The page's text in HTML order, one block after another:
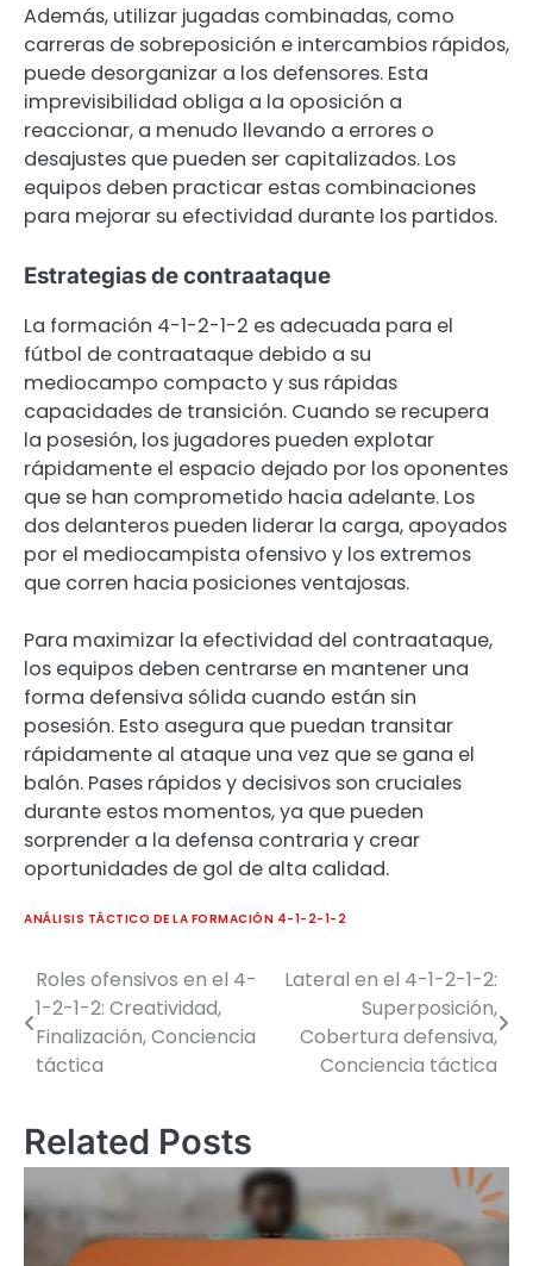
Además, utilizar jugadas combinadas, como
carreras de sobreposición e intercambios rápidos,
puede desorganizar a los defensores. Esta
imprevisibilidad obliga a la oposición a
reaccionar, a menudo llevando a errores o
desajustes que pueden ser capitalizados. Los
equipos deben practicar estas combinaciones
para mejorar su efectividad durante los partidos.
Estrategias de contraataque
La formación 4-1-2-1-2 es adecuada para el
fútbol de contraataque debido a su
mediocampo compacto y sus rápidas
capacidades de transición. Cuando se recupera
la posesión, los jugadores pueden explotar
rápidamente el espacio dejado por los oponentes
que se han comprometido hacia adelante. Los
dos delanteros pueden liderar la carga, apoyados
por el mediocampista ofensivo y los extremos
que corren hacia posiciones ventajosas.
Para maximizar la efectividad del contraataque,
los equipos deben centrarse en mantener una
forma defensiva sólida cuando están sin
posesión. Esto asegura que puedan transitar
rápidamente al ataque una vez que se gana el
balón. Pases rápidos y decisivos son cruciales
durante estos momentos, ya que pueden
sorprender a la defensa contraria y crear
oportunidades de gol de alta calidad.
ANÁLISIS TÁCTICO DE LA FORMACIÓN 4-1-2-1-2
Post
navigation
Roles ofensivos en el 4-
1-2-1-2: Creatividad,
Finalización, Conciencia
táctica
Lateral en el 4-1-2-1-2:
Superposición,
Cobertura defensiva,
Conciencia táctica
Related Posts